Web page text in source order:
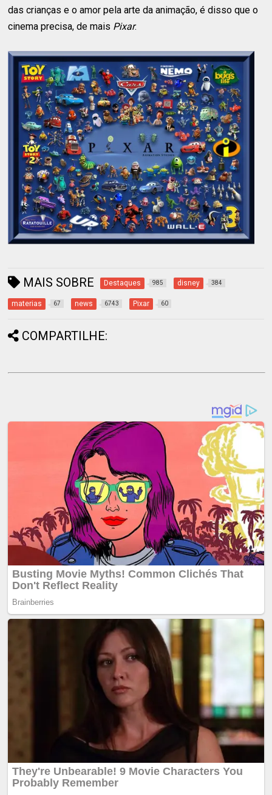
das crianças e o amor pela arte da animação, é disso que o
cinema precisa, de mais Pixar.
MAIS SOBRE Destaques 985 disney 384
materias 67 news 6743 Pixar 60
COMPARTILHE: